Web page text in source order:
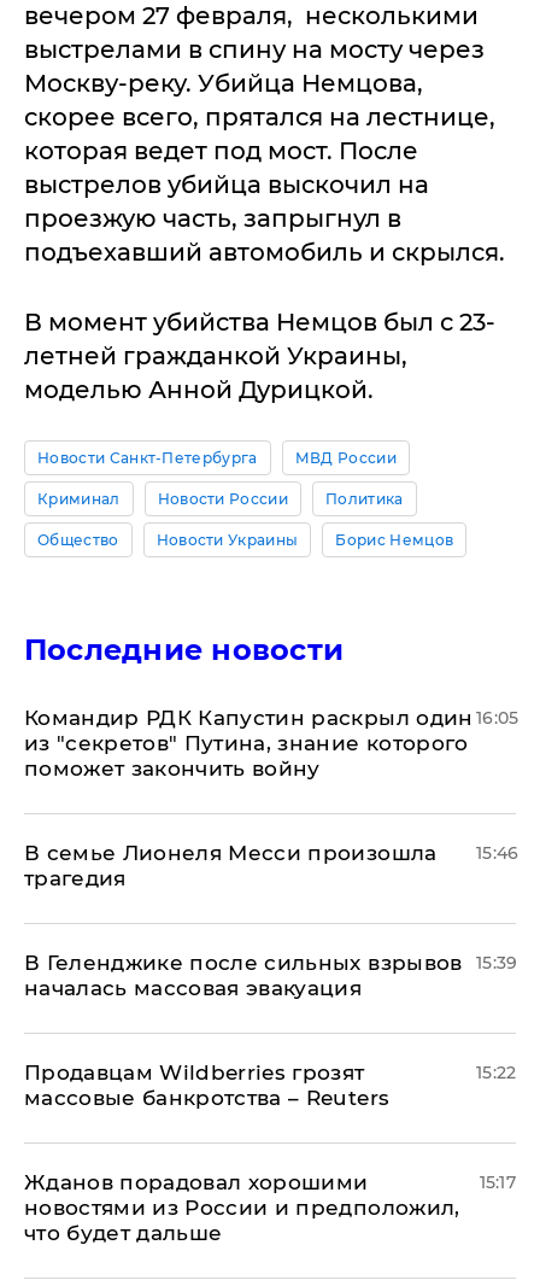
вечером 27 февраля, несколькими
выстрелами в спину на мосту через
Москву-реку. Убийца Немцова,
скорее всего, прятался на лестнице,
которая ведет под мост. После
выстрелов убийца выскочил на
проезжую часть, запрыгнул в
подъехавший автомобиль и скрылся.
В момент убийства Немцов был с 23-
летней гражданкой Украины,
моделью Анной Дурицкой.
Новости Санкт-Петербурга МВД России
Криминал Новости России Политика
Общество Новости Украины Борис Немцов
Последние новости
Командир РДК Капустин раскрыл один
из "секретов" Путина, знание которого
поможет закончить войну
16:05
В семье Лионеля Месси произошла
трагедия
15:46
В Геленджике после сильных взрывов
началась массовая эвакуация
15:39
Продавцам Wildberries грозят
массовые банкротства – Reuters
15:22
Жданов порадовал хорошими
новостями из России и предположил,
что будет дальше
15:17